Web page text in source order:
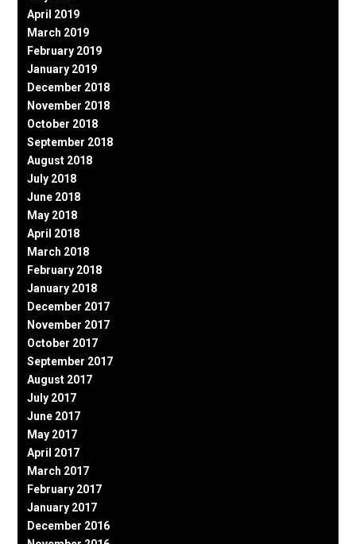
April 2019
March 2019
February 2019
January 2019
December 2018
November 2018
October 2018
September 2018
August 2018
July 2018
June 2018
May 2018
April 2018
March 2018
February 2018
January 2018
December 2017
November 2017
October 2017
September 2017
August 2017
July 2017
June 2017
May 2017
April 2017
March 2017
February 2017
January 2017
December 2016